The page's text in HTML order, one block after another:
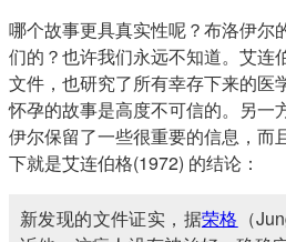
哪个故事更具真实性呢？布洛伊尔
们的？也许我们永远不知道。艾连
文件，也研究了所有幸存下来的医
怀孕的故事是高度不可信的。另一
伊尔保留了一些很重要的信息，而
下就是艾连伯格(1972) 的结论：
新发现的文件证实，据荣格 （